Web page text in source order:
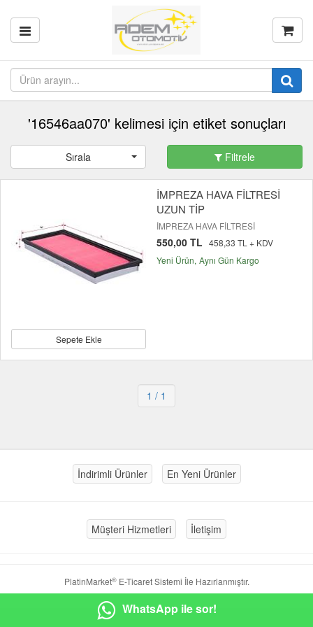
'16546aa070' kelimesi için etiket sonuçları
Sırala Filtrele
Sepete Ekle
İMPREZA HAVA FİLTRESİ
UZUN TİP
İMPREZA HAVA FİLTRESİ
550,00 TL 458,33 TL + KDV
Yeni Ürün Aynı Gün Kargo
1 / 1
İndirimli Ürünler En Yeni Ürünler
Müşteri Hizmetleri İletişim
PlatinMarket®E-Ticaret Sistemi İle Hazırlanmıştır.
WhatsApp ile sor!